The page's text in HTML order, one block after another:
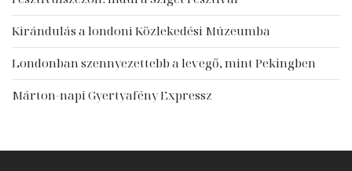
Kirándulás a londoni Közlekedési Múzeumba
Londonban szennyezettebb a levegő, mint Pekingben
Márton-napi Gyertyafény Expressz